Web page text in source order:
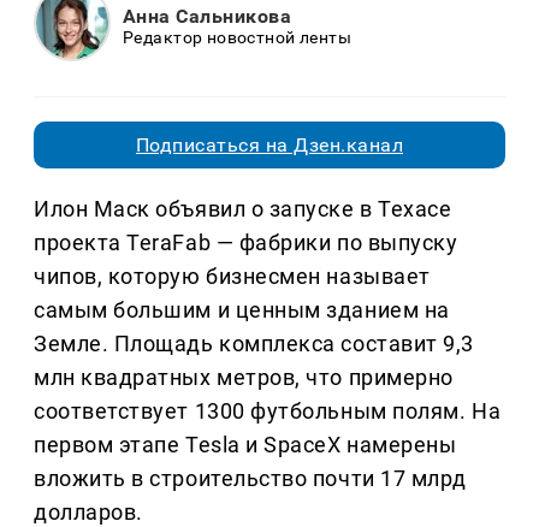
Анна Сальникова
Редактор новостной ленты
Подписаться на Дзен.канал
Илон Маск объявил о запуске в Техасе
проекта TeraFab — фабрики по выпуску
чипов, которую бизнесмен называет
самым большим и ценным зданием на
Земле. Площадь комплекса составит 9,3
млн квадратных метров, что примерно
соответствует 1300 футбольным полям. На
первом этапе Tesla и SpaceX намерены
вложить в строительство почти 17 млрд
долларов.